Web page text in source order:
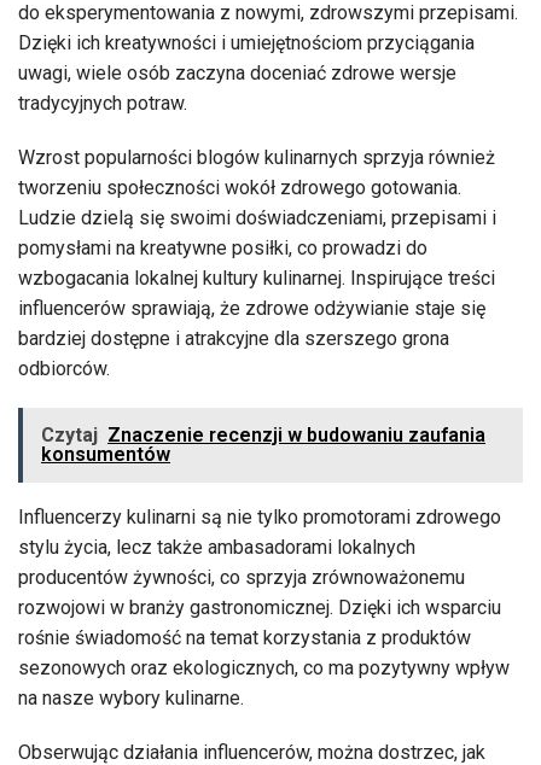
do eksperymentowania z nowymi, zdrowszymi przepisami.
Dzięki ich kreatywności i umiejętnościom przyciągania
uwagi, wiele osób zaczyna doceniać zdrowe wersje
tradycyjnych potraw.
Wzrost popularności blogów kulinarnych sprzyja również
tworzeniu społeczności wokół zdrowego gotowania.
Ludzie dzielą się swoimi doświadczeniami, przepisami i
pomysłami na kreatywne posiłki, co prowadzi do
wzbogacania lokalnej kultury kulinarnej. Inspirujące treści
influencerów sprawiają, że zdrowe odżywianie staje się
bardziej dostępne i atrakcyjne dla szerszego grona
odbiorców.
Czytaj Znaczenie recenzji w budowaniu zaufania
konsumentów
Influencerzy kulinarni są nie tylko promotorami zdrowego
stylu życia, lecz także ambasadorami lokalnych
producentów żywności, co sprzyja zrównoważonemu
rozwojowi w branży gastronomicznej. Dzięki ich wsparciu
rośnie świadomość na temat korzystania z produktów
sezonowych oraz ekologicznych, co ma pozytywny wpływ
na nasze wybory kulinarne.
Obserwując działania influencerów, można dostrzec, jak